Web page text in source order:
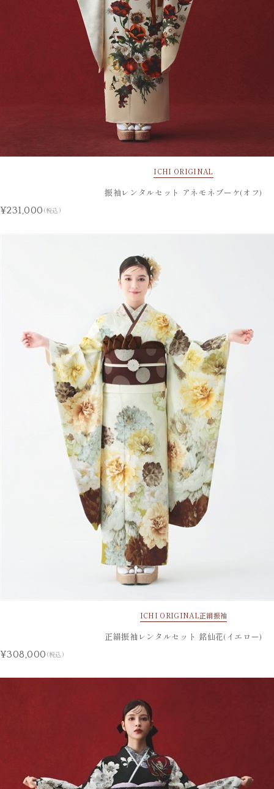
ICHI ORIGINAL
振袖レンタルセット アネモネブーケ(オフ)
¥231,000 (税込)
ICHI ORIGINAL正絹振袖
正絹振袖レンタルセット 銘仙花(イエロー)
¥308,000 (税込)